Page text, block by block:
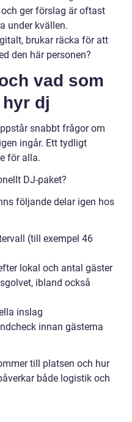
ger förslag är oftast
under kvällen.
brukar räcka för att
den här personen?
vad som
dj
snabbt frågor om
ingår. Ett tydligt
för alla.
DJ-paket?
följande delar igen hos
(till exempel 46
lokal och antal gäster
ibland också
inslag
innan gästerna
till platsen och hur
både logistik och